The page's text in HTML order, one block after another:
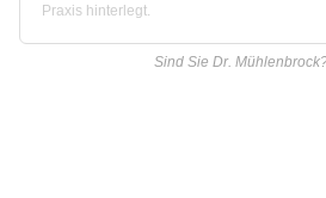
Praxis hinterlegt.
Sind Sie Dr.